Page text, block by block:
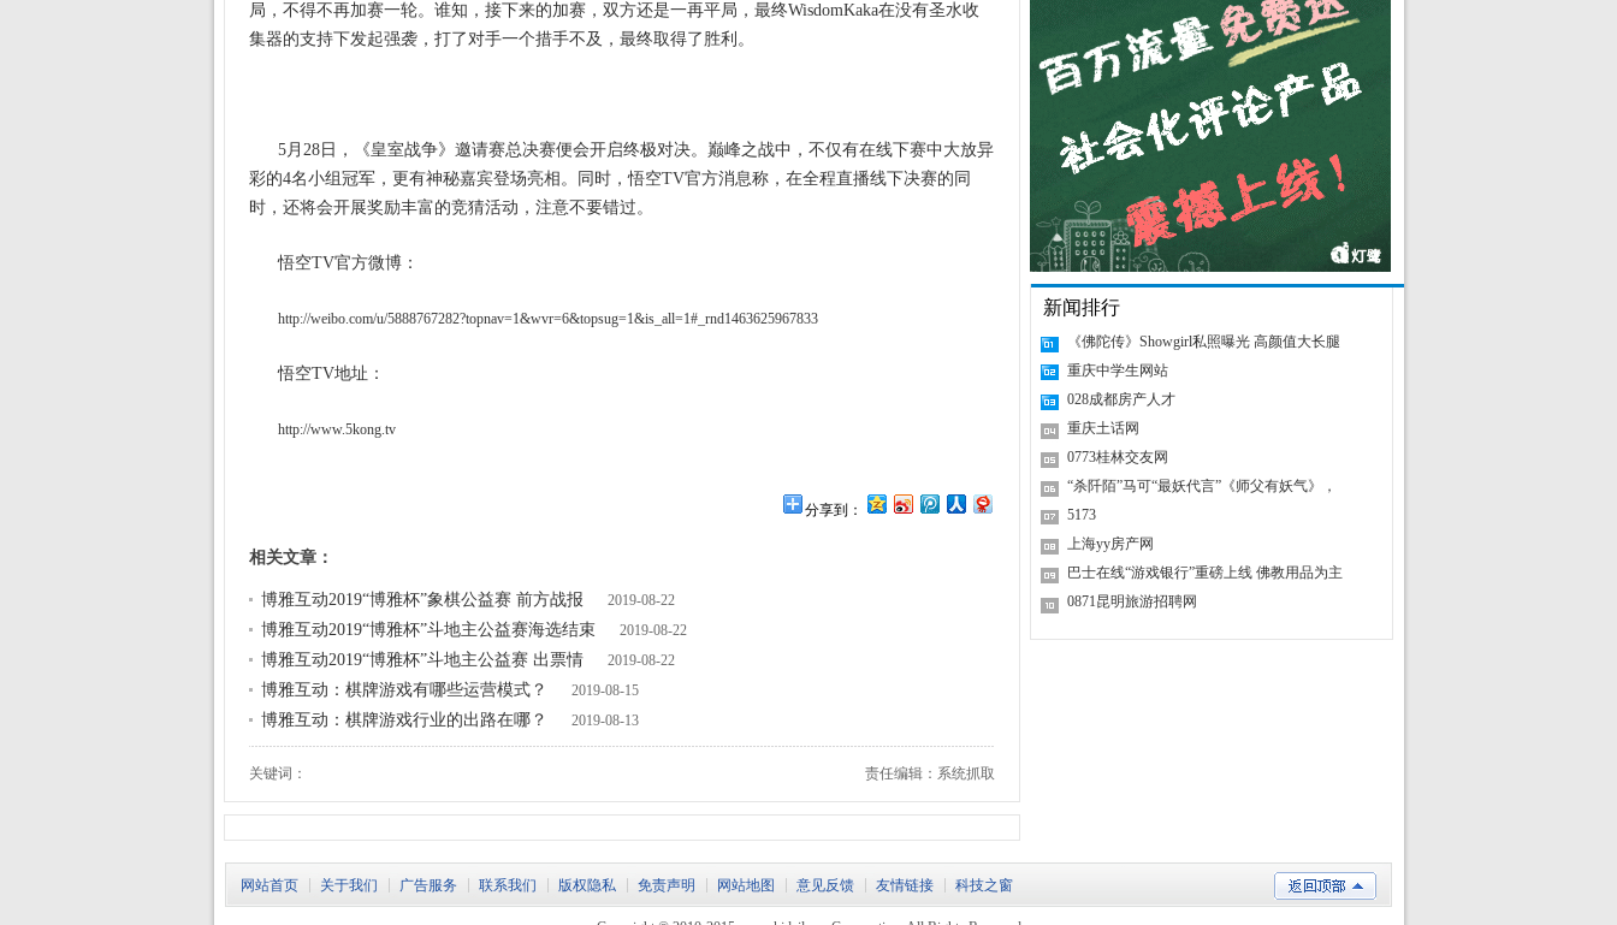
局，不得不再加赛一轮。谁知，接下来的加赛，双方还是一再平局，最终WisdomKaka在没有圣水收
集器的支持下发起强袭，打了对手一个措手不及，最终取得了胜利。
5月28日，《皇室战争》邀请赛总决赛便会开启终极对决。巅峰之战中，不仅有在线下赛中大放异
彩的4名小组冠军，更有神秘嘉宾登场亮相。同时，悟空TV官方消息称，在全程直播线下决赛的同
时，还将会开展奖励丰富的竞猜活动，注意不要错过。
悟空TV官方微博：
http://weibo.com/u/5888767282?topnav=1&wvr=6&topsug=1&is_all=1#_rnd1463625967833
悟空TV地址：
http://www.5kong.tv
分享到：
相关文章：
博雅互动2019“博雅杯”象棋公益赛 前方战报 2019-08-22
博雅互动2019“博雅杯”斗地主公益赛海选结束 2019-08-22
博雅互动2019“博雅杯”斗地主公益赛 出票情 2019-08-22
博雅互动：棋牌游戏有哪些运营模式？ 2019-08-15
博雅互动：棋牌游戏行业的出路在哪？ 2019-08-13
关键词： 责任编辑：系统抓取
新闻排行
《佛陀传》Showgirl私照曝光 高颜值大长腿
重庆中学生网站
028成都房产人才
重庆土话网
0773桂林交友网
“杀阡陌”马可“最妖代言”《师父有妖气》，
5173
上海yy房产网
巴士在线“游戏银行”重磅上线 佛教用品为主
0871昆明旅游招聘网
网站首页 关于我们 广告服务 联系我们 版权隐私 免责声明 网站地图 意见反馈 友情链接 科技之窗
返回顶部